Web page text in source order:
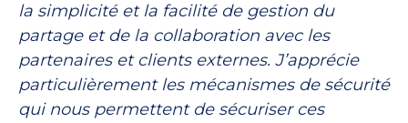
la simplicité et la facilité de gestion du
partage et de la collaboration avec les
partenaires et clients externes. J’apprécie
particulièrement les mécanismes de sécurité
qui nous permettent de sécuriser ces